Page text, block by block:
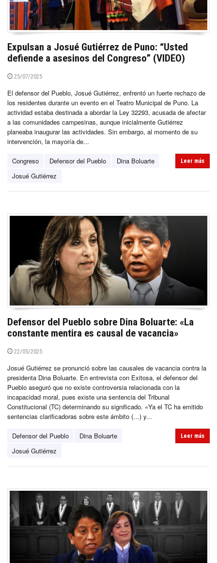
Expulsan a Josué Gutiérrez de Puno: “Usted
defiende a asesinos del Congreso” (VIDEO)
25/07/2025
El defensor del Pueblo, Josué Gutiérrez, enfrentó un fuerte rechazo de
los residentes durante un evento en el Teatro Municipal de Puno. La
actividad estaba destinada a abordar la Ley 32293, acusada de afectar
a las comunidades campesinas, aunque inicialmente Gutiérrez
planeaba inaugurar las actividades. Sin embargo, al momento de su
intervención, la mayoría de...
Congreso Defensor del Pueblo
Dina Boluarte
Josué Gutiérrez
Leer más
Defensor del Pueblo sobre Dina Boluarte: «La
constante mentira es causal de vacancia»
22/05/2025
Josué Gutiérrez se pronunció sobre las causales de vacancia contra la
presidenta Dina Boluarte. En entrevista con Exitosa, el defensor del
Pueblo aseguró que no existe controversia relacionada con la
incapacidad moral, pues existe una sentencia del Tribunal
Constitucional (TC) determinando su significado. «Ya el TC ha emitido
sentencias clarificadoras sobre este ámbito (…) y...
Defensor del Pueblo
Dina Boluarte
Josué Gutiérrez
Leer más